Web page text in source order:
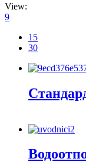
View:
9
15
30